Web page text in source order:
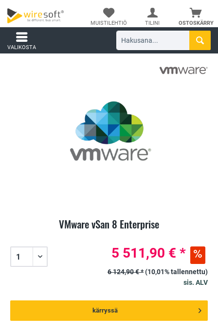
OSTOSKÄRRY
MUISTILEHTIÖ TILINI
VALIKOSTA
VMware vSan 8 Enterprise
5 511,90 € *
6 124,90 € *(10,01% tallennettu)
sis. ALV
kärryssä